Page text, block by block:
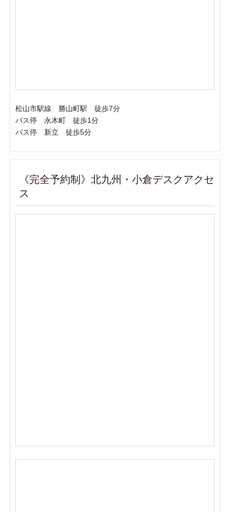
松山市駅線 勝山町駅 徒歩7分
バス停 永木町 徒歩1分
バス停 新立 徒歩5分
《完全予約制》北九州・小倉デスクアクセ
ス